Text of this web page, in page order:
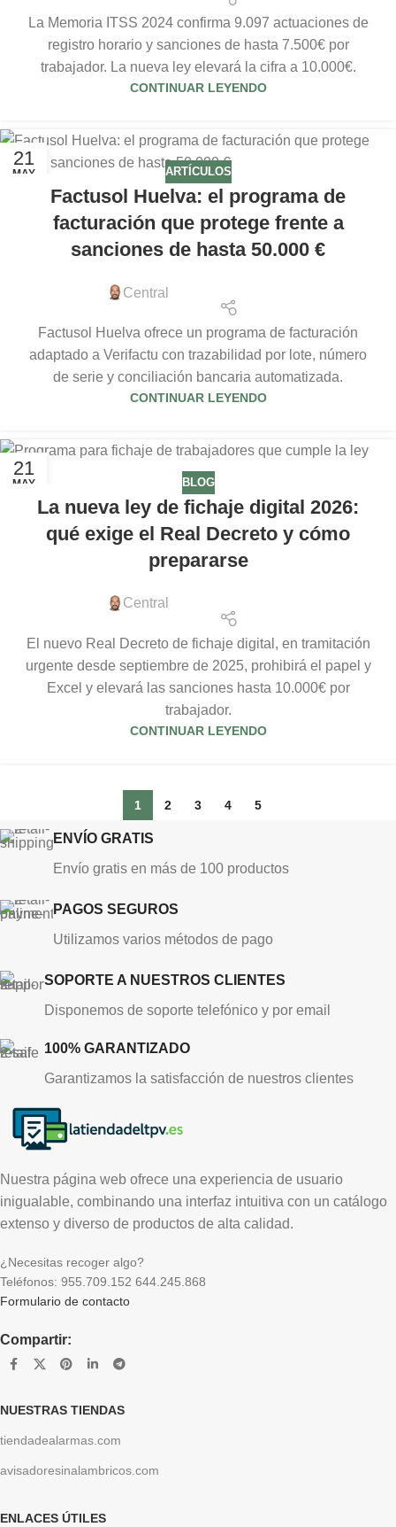
La Memoria ITSS 2024 confirma 9.097 actuaciones de
registro horario y sanciones de hasta 7.500€ por
trabajador. La nueva ley elevará la cifra a 10.000€.
CONTINUAR LEYENDO
21
MAY ARTÍCULOS
Factusol Huelva: el programa de
facturación que protege frente a
sanciones de hasta 50.000 €
Central
Factusol Huelva ofrece un programa de facturación
adaptado a Verifactu con trazabilidad por lote, número
de serie y conciliación bancaria automatizada.
CONTINUAR LEYENDO
21
MAY BLOG
La nueva ley de fichaje digital 2026:
qué exige el Real Decreto y cómo
prepararse
Central
El nuevo Real Decreto de fichaje digital, en tramitación
urgente desde septiembre de 2025, prohibirá el papel y
Excel y elevará las sanciones hasta 10.000€ por
trabajador.
CONTINUAR LEYENDO
1 2 3 4 5
ENVÍO GRATIS
Envío gratis en más de 100 productos
PAGOS SEGUROS
Utilizamos varios métodos de pago
SOPORTE A NUESTROS CLIENTES
Disponemos de soporte telefónico y por email
100% GARANTIZADO
Garantizamos la satisfacción de nuestros clientes
Nuestra página web ofrece una experiencia de usuario
inigualable, combinando una interfaz intuitiva con un catálogo
extenso y diverso de productos de alta calidad.
¿Necesitas recoger algo?
Teléfonos: 955.709.152 644.245.868
Formulario de contacto
Compartir:
NUESTRAS TIENDAS
tiendadealarmas.com
avisadoresinalambricos.com
ENLACES ÚTILES